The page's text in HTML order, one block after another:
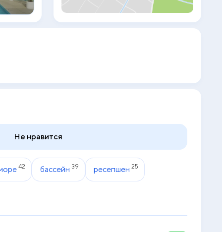
приобрести билеты и заказать
экскурсии. Отель Royal Central The Palm
находится в 20 км от торгового центра
Не нравится
42 бассейн 39 ресепшен 25